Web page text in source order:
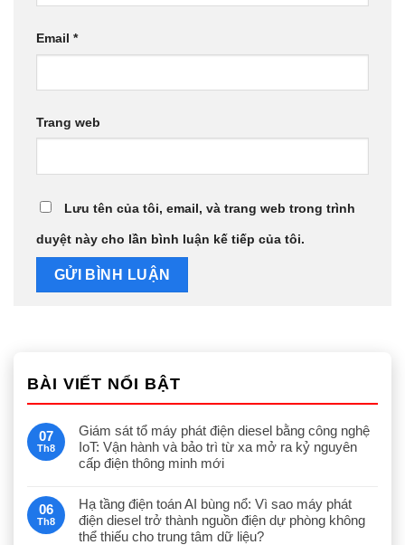
Email *
Trang web
Lưu tên của tôi, email, và trang web trong trình
duyệt này cho lần bình luận kế tiếp của tôi.
BÀI VIẾT NỔI BẬT
07
Th8
Giám sát tổ máy phát điện diesel bằng công nghệ
IoT: Vận hành và bảo trì từ xa mở ra kỷ nguyên
cấp điện thông minh mới
06
Th8
Hạ tầng điện toán AI bùng nổ: Vì sao máy phát
điện diesel trở thành nguồn điện dự phòng không
thể thiếu cho trung tâm dữ liệu?